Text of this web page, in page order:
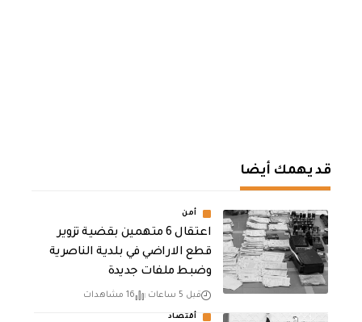
قد يهمك أيضا
أمن
اعتقال 6 متهمين بقضية تزوير
قطع الاراضي في بلدية الناصرية
وضبط ملفات جديدة
قبل 5 ساعات 16 مشاهدات
أقتصاد